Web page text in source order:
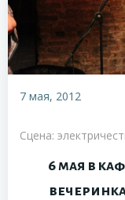
7 мая, 2012
Сцена:
6 мая в